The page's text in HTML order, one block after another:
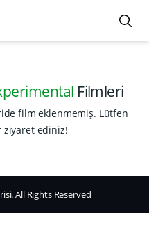
Filmleri
film eklenmemiş. Lütfen
ziyaret ediniz!
All Rights Reserved